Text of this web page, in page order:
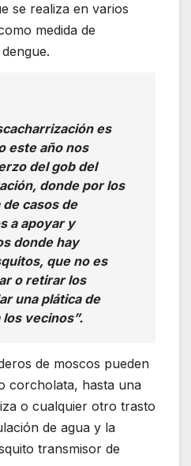
se realiza en varios
medida de
es
este año nos
del gob del
donde por los
casos de
a apoyar y
donde hay
que no es
o retirar los
una plática de
vecinos”.
de moscos pueden
corcholata, hasta una
o cualquier otro trasto
de agua y la
transmisor de